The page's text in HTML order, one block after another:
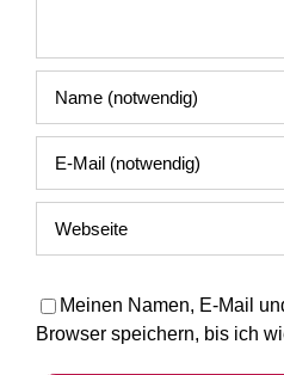
Meinen Namen, E-Mail
Browser speichern, bis ich